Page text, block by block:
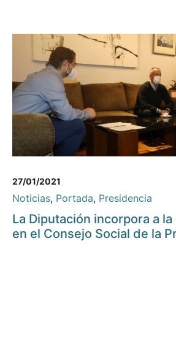
27/01/2021
Noticias, Portada, Presidencia
La Diputación incorpora a la
en el Consejo Social de la